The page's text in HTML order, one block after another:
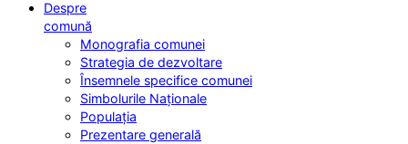
Despre
comună
Monografia comunei
Strategia de dezvoltare
Însemnele specifice comunei
Simbolurile Naționale
Populația
Prezentare generală